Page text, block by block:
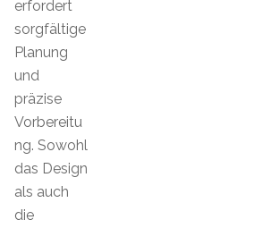
erfordert
sorgfältige
Planung
und
präzise
Vorbereitu
ng. Sowohl
das Design
als auch
die